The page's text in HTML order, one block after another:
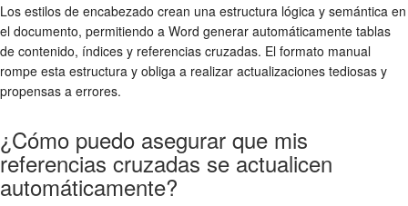
Los estilos de encabezado crean una estructura lógica y semántica en
el documento, permitiendo a Word generar automáticamente tablas
de contenido, índices y referencias cruzadas. El formato manual
rompe esta estructura y obliga a realizar actualizaciones tediosas y
propensas a errores.
¿Cómo puedo asegurar que mis
referencias cruzadas se actualicen
automáticamente?